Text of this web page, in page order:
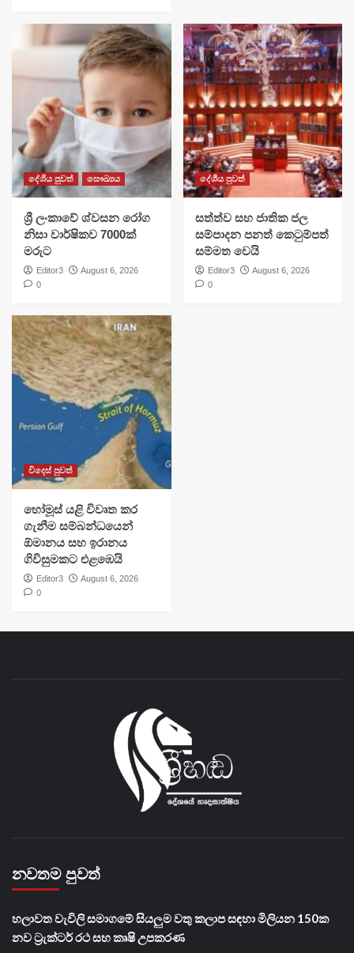
දේශීය පුවත් සෞඛ්‍යය
ශ්‍රී ලංකාවේ ශ්වසන රෝග
නිසා වාර්ෂිකව 7000ක්
මරුට
Editor3
August 6, 2026
0
දේශීය පුවත්
සත්ත්ව සහ ජාතික ජල
සම්පාදන පනත් කෙටුම්පත්
සම්මත වෙයි
Editor3
August 6, 2026
0
විදෙස් පුවත්
හෝමූස් යළි විවෘත කර
ගැනීම සම්බන්ධයෙන්
ඕමානය සහ ඉරානය
ගිවිසුමකට එළඹෙයි
Editor3
August 6, 2026
0
නවතම පුවත්
හලාවත වැවිලි සමාගමේ සියලුම වතු කලාප සඳහා මිලියන 150ක
නව ට්‍රැක්ටර් රථ සහ කෘෂි උපකරණ